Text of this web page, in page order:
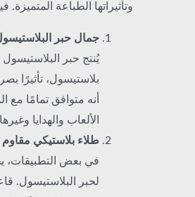
وتأثيراتها الطباعة
جمال حبر
يُنتج حبر
بلاستيسول، تأثيرًا
أنه متوافق تمامًا مع
الألعاب والهدايا
طلاء بلاستيكي مقاوم
في بعض التطبيقات،
لحبر البلاستيسول.